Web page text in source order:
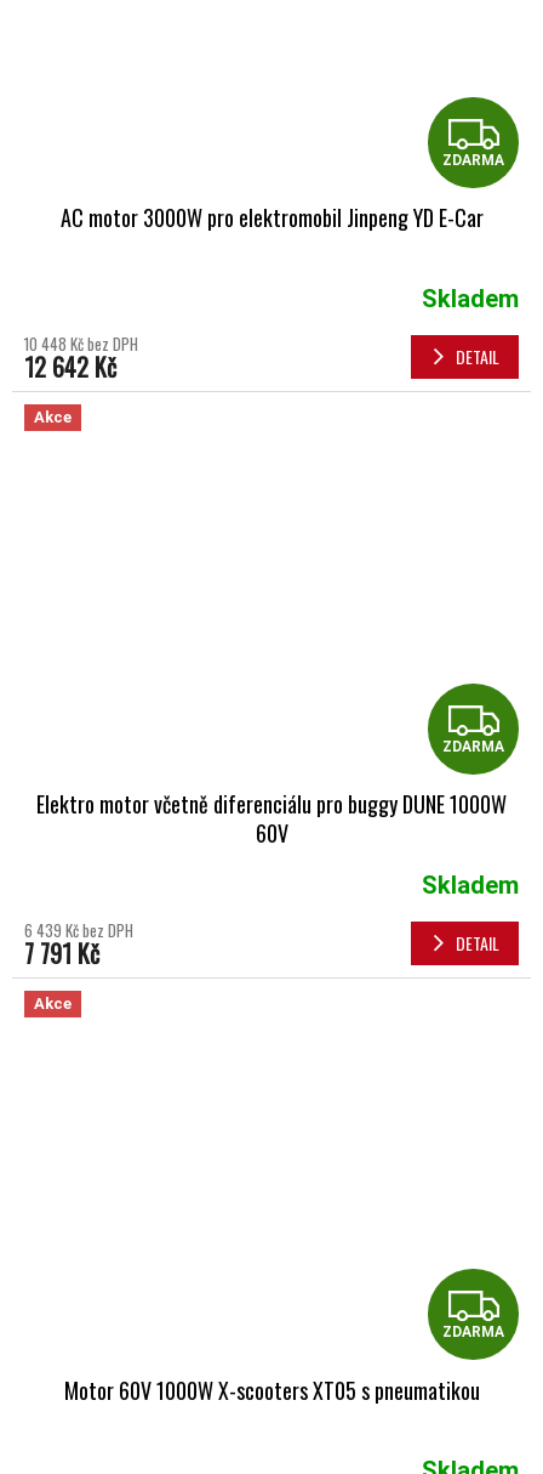
ZDARMA
AC motor 3000W pro elektromobil Jinpeng YD E-Car
Skladem
10 448 Kč bez DPH
12 642 Kč DETAIL
Akce
ZDARMA
Elektro motor včetně diferenciálu pro buggy DUNE 1000W
60V
Skladem
6 439 Kč bez DPH
7 791 Kč DETAIL
Akce
ZDARMA
Motor 60V 1000W X-scooters XT05 s pneumatikou